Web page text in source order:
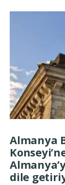
Almanya
dile